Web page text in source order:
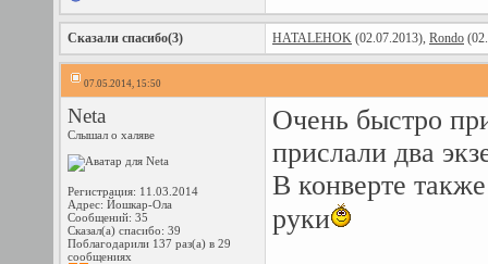
Сказали спасибо(3) HATALEHOK (02.07.2013), Rondo
07.05.2014, 15:50
Neta
Слышал о халяве
Регистрация: 11.03.2014
Адрес: Йошкар-Ола
Сообщений: 35
Сказал(а) спасибо: 39
Поблагодарили 137 раз(а) в 29
сообщениях
Очень быстро
прислали два
В конверте
руки